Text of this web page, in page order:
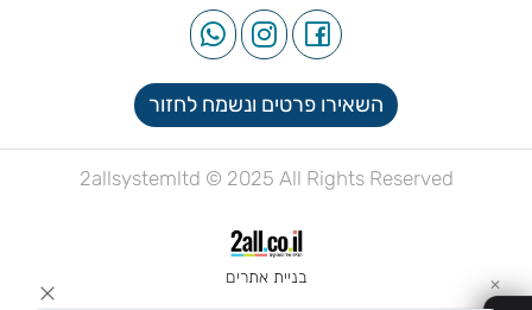
השאירו פרטים ונשמח לחזור
2allsystemltd © 2025 All Rights Reserved
בניית אתרים ✕